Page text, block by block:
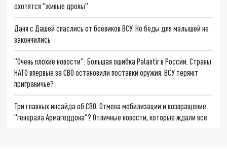
охотятся "живые дроны"
Даня с Дашей спаслись от боевиков ВСУ. Но беды для малышей не
закончились
"Очень плохие новости": Большая ошибка Palantir в России. Страны
НАТО впервые за СВО остановили поставки оружия. ВСУ теряют
приграничье?
Три главных инсайда об СВО. Отмена мобилизации и возвращение
"генерала Армагеддона"? Отличные новости, которые ждали все